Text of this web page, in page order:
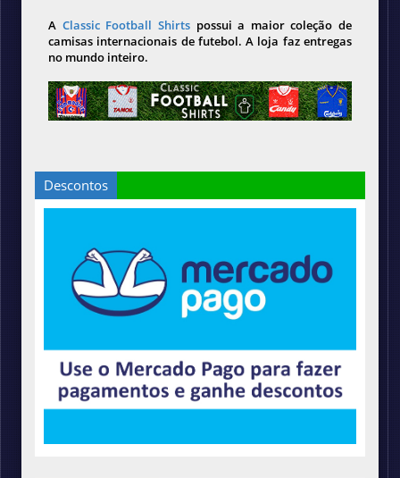
A Classic Football Shirts possui a maior coleção de
camisas internacionais de futebol. A loja faz entregas
no mundo inteiro.
Descontos